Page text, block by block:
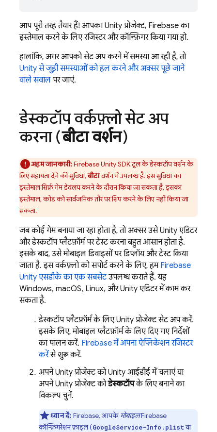
आप पूरी तरह तैयार हैं! आपका Unity प्रोजेक्ट, Firebase का
इस्तेमाल करने के लिए रजिस्टर और कॉन्फ़िगर किया गया हो.
हालांकि, अगर आपको सेट अप करने में समस्या आ रही है, तो
Unity से जुड़ी समस्याओं को हल करने और अक्सर पूछे जाने
वाले सवाल पर जाएं.
डेस्कटॉप वर्कफ़्लो सेट अप
करना (बीटा वर्शन)
अहम जानकारी:FirebaseUnitySDK टूल के डेस्कटॉप वर्शन के
लिए सहायता देने की सुविधा,बीटावर्शन में उपलब्ध है. इस सुविधा का
इस्तेमाल सिर्फ़ गेम डेवलप करने के दौरान किया जा सकता है. इसका
इस्तेमाल, कोड को सार्वजनिक तौर पर शिप करने के लिए नहीं किया जा
सकता.
जब कोई गेम बनाया जा रहा होता है, तो अक्सर उसे Unity एडिटर
और डेस्कटॉप प्लैटफ़ॉर्म पर टेस्ट करना बहुत आसान होता है.
इसके बाद, उसे मोबाइल डिवाइसों पर डिप्लॉय और टेस्ट किया
जाता है. इस वर्कफ़्लो को सपोर्ट करने के लिए, हम Firebase
Unity एसडीके का एक सबसेटउपलब्ध कराते हैं. यह
Windows, macOS, Linux, और Unity एडिटर में काम कर
सकता है.
डेस्कटॉप प्लैटफ़ॉर्म के लिए Unity प्रोजेक्ट सेट अप करें.
इसके लिए, मोबाइल प्लैटफ़ॉर्म के लिए दिए गए निर्देशों
का पालन करें. Firebase में अपना ऐप्लिकेशन रजिस्टर
करेंसे शुरू करें.
अपने Unity प्रोजेक्ट को Unity आईडीई में चलाएं या
अपने Unity प्रोजेक्ट कोडेस्कटॉपके लिए बनाने का
विकल्प चुनें.
ध्यान दें: Firebase, आपके मोबाइलFirebase
कॉन्फ़िगरेशन फ़ाइल (GoogleService-Info.plistया